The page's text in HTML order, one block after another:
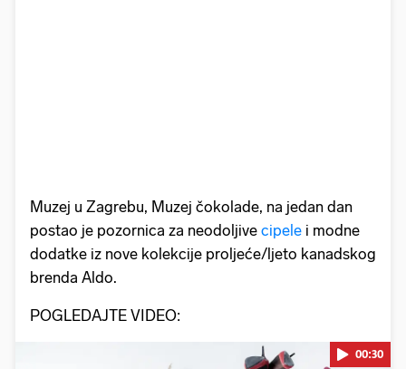
Muzej u Zagrebu, Muzej čokolade, na jedan dan
postao je pozornica za neodoljive cipele i modne
dodatke iz nove kolekcije proljeće/ljeto kanadskog
brenda Aldo.
POGLEDAJTE VIDEO:
00:30